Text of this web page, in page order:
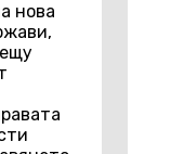
нова